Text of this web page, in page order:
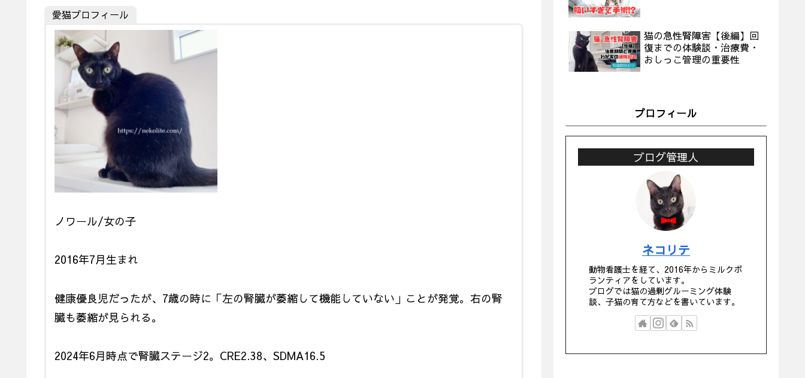
愛猫プロフィール
ノワール/女の子
2016年7月生まれ
健康優良児だったが、7歳の時に「左の腎臓が萎縮して機能していない」ことが発覚。右の腎
臓も萎縮が見られる。
2024年6月時点で腎臓ステージ2。CRE2.38、SDMA16.5
猫の急性腎障害【後編】回
復までの体験談・治療費・
おしっこ管理の重要性
プロフィール
ブログ管理人
ネコリテ
動物看護士を経て、2016年からミルクボ
ランティアをしています。
ブログでは猫の過剰グルーミング体験
談、子猫の育て方などを書いています。